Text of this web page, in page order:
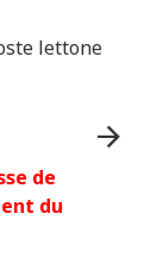
lettone
de
du